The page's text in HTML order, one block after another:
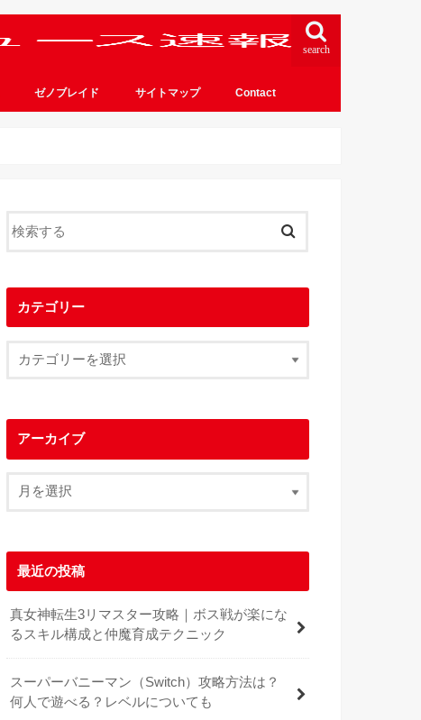
search
ゼノブレイド サイトマップ Contact
カテゴリー
アーカイブ
最近の投稿
真女神転生3リマスター攻略｜ボス戦が楽にな
るスキル構成と仲魔育成テクニック
スーパーバニーマン（Switch）攻略方法は？
何人で遊べる？レベルについても